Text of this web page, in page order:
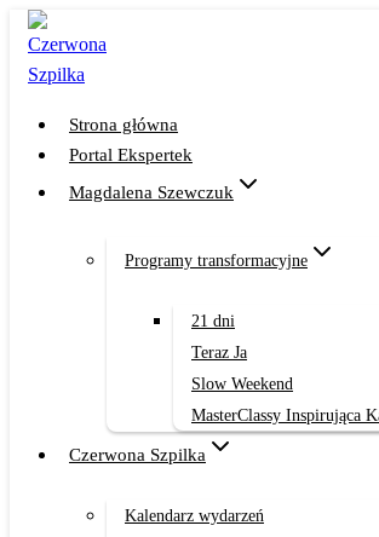
Przejdź
treści
Strona główna
Portal Ekspertek
Magdalena Szewczuk
Programy transformacyjne
21 dni
Teraz Ja
Slow Weekend
MasterClassy Inspirująca
Czerwona Szpilka
Kalendarz wydarzeń